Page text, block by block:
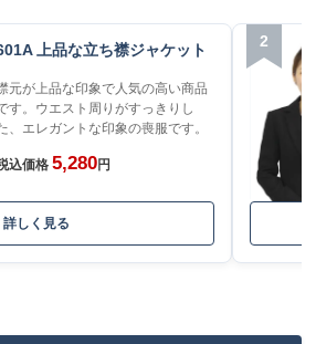
上品な立ち襟ジャケット
元が上品な印象で人気の高い商品
す。ウエスト周りがすっきりし
、エレガントな印象の喪服です。
込価格5,280円
詳しく見る
2